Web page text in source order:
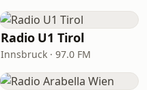
Radio U1 Tirol
Innsbruck · 97.0 FM